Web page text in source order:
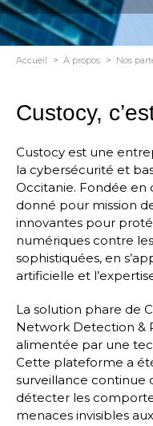
Accueil À propos Nos
Custocy,
Custocy est une
la cybersécurité et
Occitanie. Fondée en
donné pour mission
innovantes pour
numériques contre
sophistiquées, en
artificielle et
La solution phare de
Network Detection &
alimentée par une
Cette plateforme a
surveillance continue
détecter les
menaces invisibles